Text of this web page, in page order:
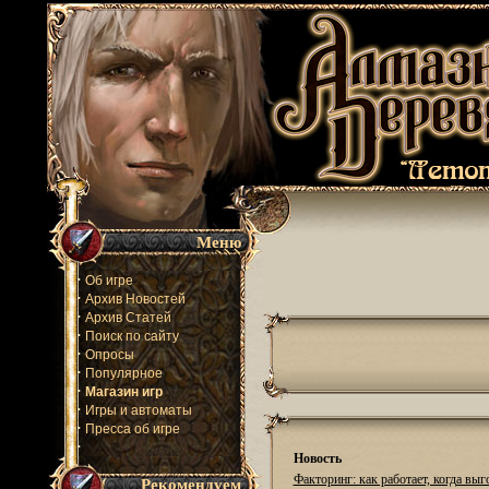
Меню
· Об игре
· Архив Новостей
· Архив Статей
· Поиск по сайту
· Опросы
· Популярное
· Магазин игр
· Игры и автоматы
· Пресса об игре
·
Рекомендуем
Новость
Факторинг: как работает, когда